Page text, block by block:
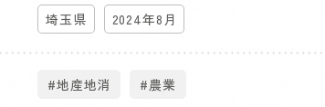
埼玉県 2024年8月
#地産地消 #農業